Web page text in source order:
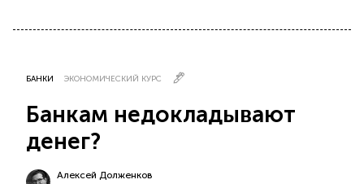
БАНКИ ЭКОНОМИЧЕСКИЙ КУРС
Банкам недокладывают
денег?
Алексей Долженков